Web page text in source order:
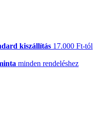
kiszállítás 17.000 Ft-tól
minden rendeléshez